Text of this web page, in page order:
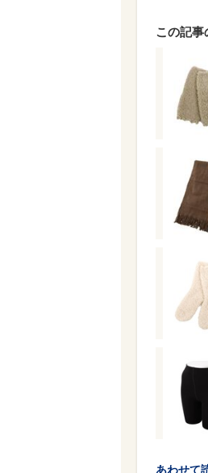
この記事
あわせて